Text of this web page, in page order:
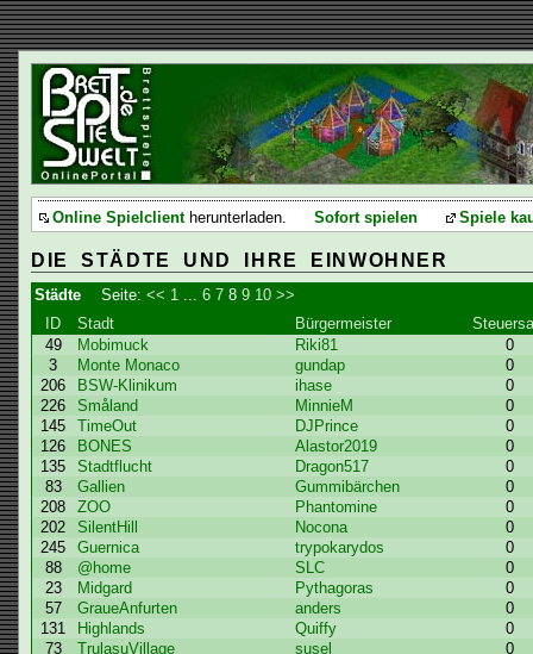
Online Spielclientherunterladen. Sofort spielen Spiele
DIE STÄDTE UND IHRE EINWOHNER
Städte Seite:<< 1 ...6 7 89 10 >>
ID
Stadt Bürgermeister
49
Mobimuck Riki81
0
3
Monte Monaco gundap
0
206
BSW-Klinikum ihase
0
226
Småland MinnieM
0
145
TimeOut DJPrince
0
126
BONES Alastor2019
0
135
Stadtflucht Dragon517
0
83
Gallien Gummibärchen
0
208
ZOO Phantomine
0
202
SilentHill Nocona
0
245
Guernica trypokarydos
0
88
@home SLC
0
23
Midgard Pythagoras
0
57
GraueAnfurten anders
0
131
Highlands Quiffy
0
73
TrulasuVillage susel
0